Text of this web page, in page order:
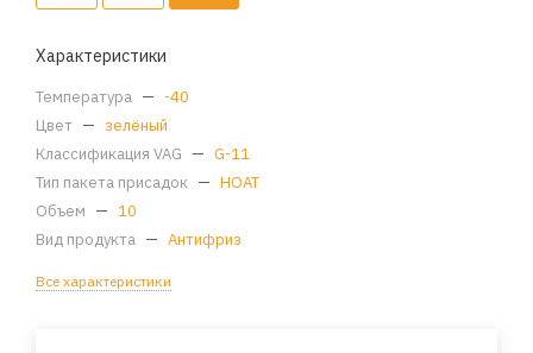
Характеристики
Температура — -40
Цвет — зелёный
Классификация VAG — G-11
Тип пакета присадок — HOAT
Объем — 10
Вид продукта — Антифриз
Все характеристики